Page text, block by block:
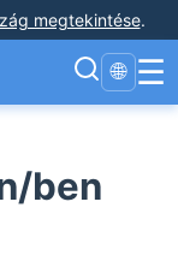
megtekintése.
🌐 ☰
ben